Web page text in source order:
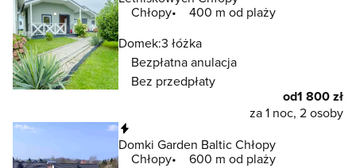
Chłopy
400 m od plaży
Domek:3 łóżka
Bezpłatna anulacja
Bez przedpłaty
od1 800 zł
za 1 noc, 2 osoby
Domki Garden Baltic Chłopy
Chłopy
600 m od plaży